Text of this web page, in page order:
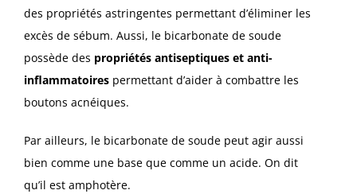
des propriétés astringentes permettant d’éliminer les
excès de sébum. Aussi, le bicarbonate de soude
possède des propriétés antiseptiques et anti-
inflammatoires permettant d’aider à combattre les
boutons acnéiques.
Par ailleurs, le bicarbonate de soude peut agir aussi
bien comme une base que comme un acide. On dit
qu’il est amphotère.